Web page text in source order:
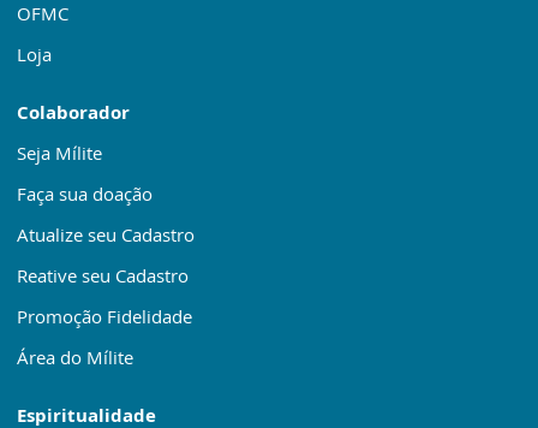
OFMC
Loja
Colaborador
Seja Mílite
Faça sua doação
Atualize seu Cadastro
Reative seu Cadastro
Promoção Fidelidade
Área do Mílite
Espiritualidade